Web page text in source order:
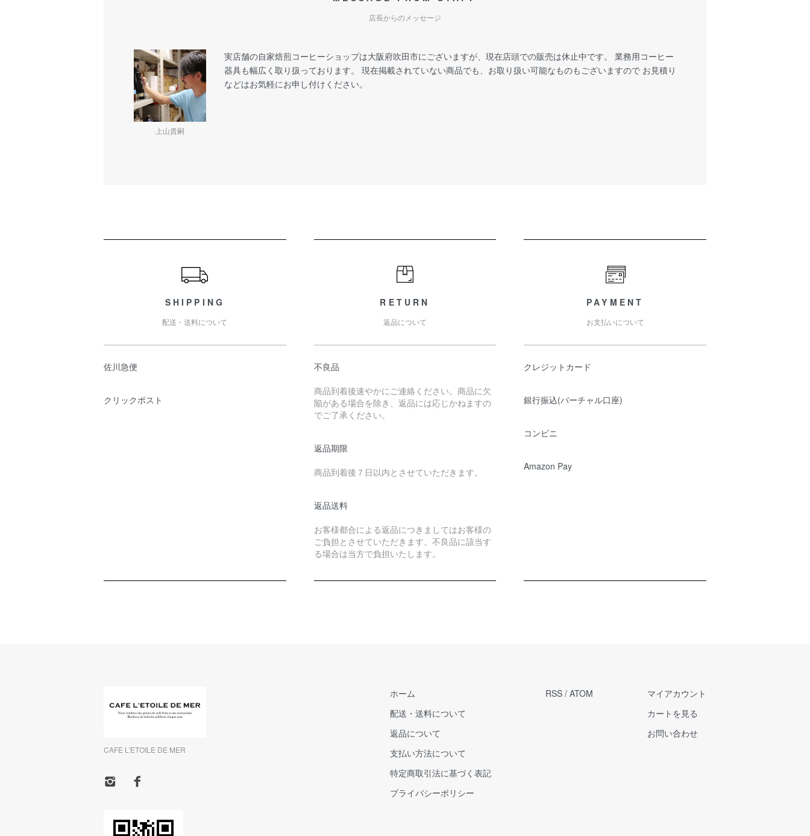
店長からのメッセージ
上山貴嗣
実店舗の自家焙煎コーヒーショップは大阪府吹田市にございますが、現在店頭での販売は休止中です。 業務用コーヒー
器具も幅広く取り扱っております。 現在掲載されていない商品でも、お取り扱い可能なものもございますので お見積り
などはお気軽にお申し付けください。
SHIPPING
配送・送料について
佐川急便
クリックポスト
RETURN
返品について
不良品
商品到着後速やかにご連絡ください。商品に欠
陥がある場合を除き、返品には応じかねますの
でご了承ください。
返品期限
商品到着後７日以内とさせていただきます。
返品送料
お客様都合による返品につきましてはお客様の
ご負担とさせていただきます。不良品に該当す
る場合は当方で負担いたします。
PAYMENT
お支払いについて
クレジットカード
銀行振込(バーチャル口座)
コンビニ
Amazon Pay
CAFE L'ETOILE DE MER
ホーム
配送・送料について
返品について
支払い方法について
特定商取引法に基づく表記
プライバシーポリシー
RSS / ATOM
マイアカウント
カートを見る
お問い合わせ